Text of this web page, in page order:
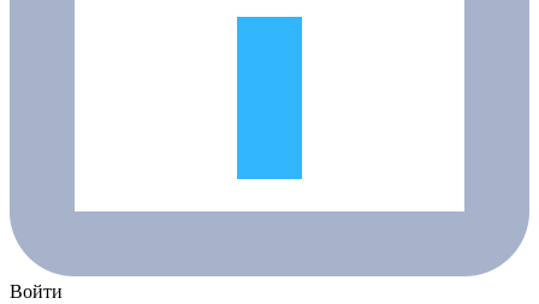
Войти